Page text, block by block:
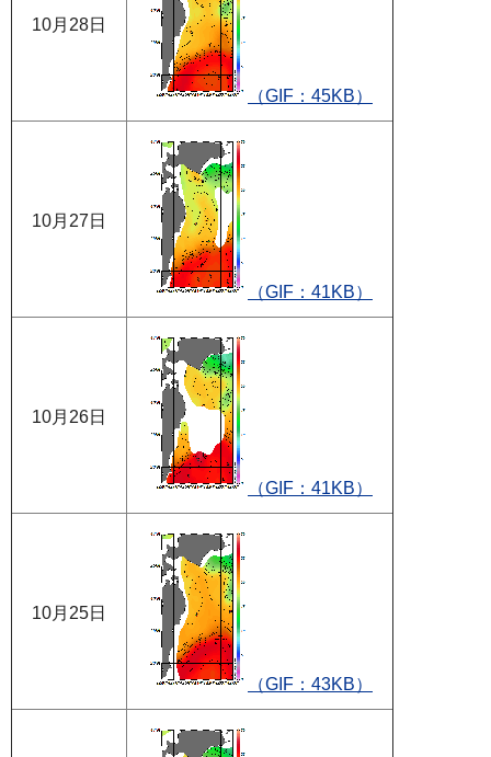
10月28日
（GIF：45KB）
10月27日
（GIF：41KB）
10月26日
（GIF：41KB）
10月25日
（GIF：43KB）